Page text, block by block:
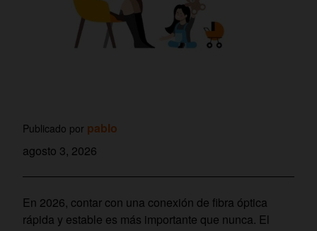
Publicado por pablo
agosto 3, 2026
En 2026, contar con una conexión de fibra óptica
rápida y estable es más importante que nunca. El